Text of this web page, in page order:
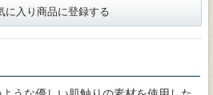
に入り商品に登録する